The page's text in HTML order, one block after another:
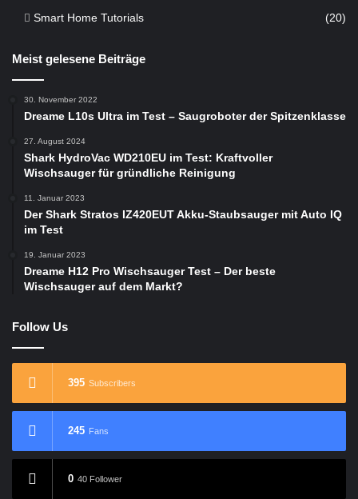
Smart Home Tutorials
(20)
Meist gelesene Beiträge
30. November 2022
Dreame L10s Ultra im Test – Saugroboter der Spitzenklasse
27. August 2024
Shark HydroVac WD210EU im Test: Kraftvoller
Wischsauger für gründliche Reinigung
11. Januar 2023
Der Shark Stratos IZ420EUT Akku-Staubsauger mit Auto IQ
im Test
19. Januar 2023
Dreame H12 Pro Wischsauger Test – Der beste
Wischsauger auf dem Markt?
Follow Us
395 Subscribers
245 Fans
0 40 Follower